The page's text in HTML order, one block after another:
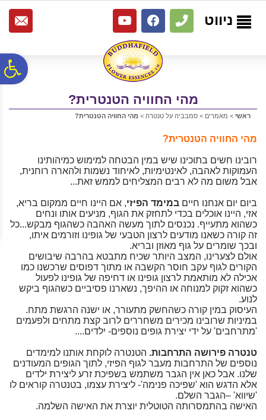
נגישות
אתר
המרכזי
ניווט
מהי החוויה הטנטרית?
ראשי > מאמרים > סמבביה על טנטרה > מהי החוויה הטנטרית?
מהי החוויה הטנטרית?
רובינו חשים בתוכינו שיש במין הבטחה למימוש כמיהותינו
העמוקות לאהבה, לאינטימיות, לאיחוד נשמות ולהארה רוחנית,
אבל משום מה לא רבים המצליחים לממש זאת...
ביום יום אנחנו חיים במימד הפיזי, אם היינו חיים ממקום בריא,
אזי, היינו אוכלים בכדי לתחזק את הגוף, מניעים אותו ונחים
כשהוא מתעייף. נכנסים לתוך מעשה האהבה כשהגוף מבקש...כל
זה קורה כשאנו מודעים לרצון הטבעי של גופינו וזורמים איתו,
ובכך שומרים על גוף מאוזן ובריא.
אולם לצערינו, המצב היותר שכיח מתבטא בהרבה שיבושים
הקורים לגוף עקב חוסר הקשבה או מתוך דפוסים שרכשנו כמו
אכילה לא מותאמת לרצון גופינו או דחיפה של גופינו לפעול
כשהוא זקוק למנוחה או ההיפך, נשארנו פסיביים כשהגוף ביקש
לנוע.
העיסוק במין קורה כשהחשק מתעורר, או ישנה הרגשת מתח.
במיניות שרובינו מכירים משחררים לרוב קצת מתחים ולפעמים
'מתרחבים' על ידי יצירת גופים נוספים- ילדים....
טנטרה פירושה התרחבות. הטנטרה לוקחת אותנו למימדים
נוספים של התרחבות מעבר לגוף הפיזי, לתוך הגופים המעודנים
שלנו. אבל כאן אין הגבר משתמש בשפיכת זרע ליצירת ילדים
אלא הדגש הוא 'שפיכה פנימה'- ליצירת עצמו, בטנטרה קוראים לו
'שיווא' –הגבר השלם.
האישה בהתמסרותה הטוטלית יוצרת את האישה השלמה.